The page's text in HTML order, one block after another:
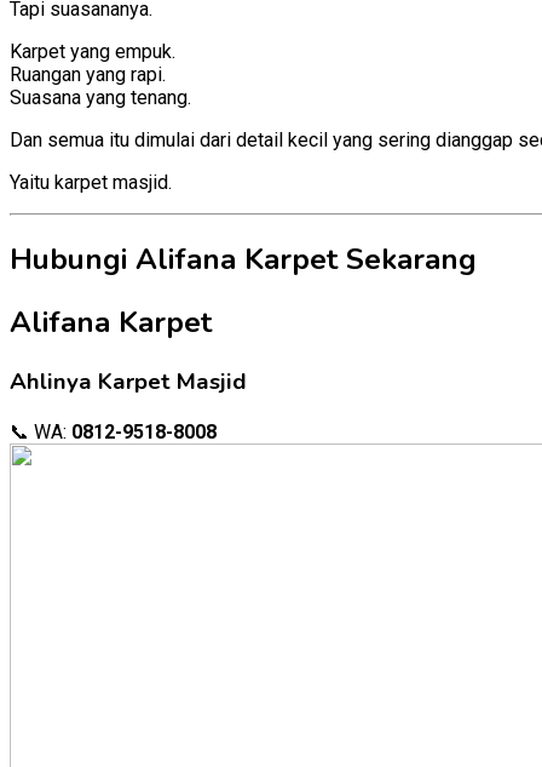
Tapi suasananya.
Karpet yang empuk.
Ruangan yang rapi.
Suasana yang tenang.
Dan semua itu dimulai dari detail kecil yang sering dianggap
Yaitu karpet masjid.
Hubungi Alifana Karpet Sekarang
Alifana Karpet
Ahlinya Karpet Masjid
📞 WA: 0812-9518-8008